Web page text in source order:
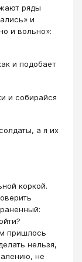
ряды
и
и вольно»:
и подобает
и собирайся
а я их
коркой.
пришлось
нельзя,
не